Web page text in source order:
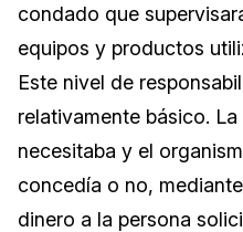
Medios de
Entretenimiento
Centros de
Centros de Crisis
Recomendaciones
Sobre nosotros
Trabaja con
condado que
equipos y productos
Este nivel de
relativamente básico.
necesitaba y el
concedía o no,
dinero a la persona